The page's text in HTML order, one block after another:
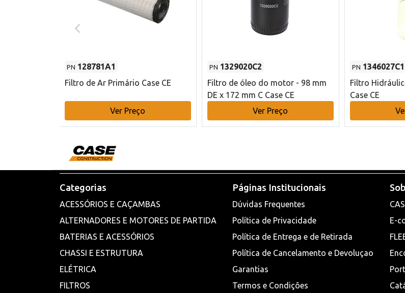
PN 128781A1
Filtro de Ar Primário Case CE
Ver Preço
PN 1329020C2
Filtro de óleo do motor - 98 mm
DE x 172 mm C Case CE
Ver Preço
PN 1346027C1
Filtro
Case CE
Categorias
ACESSÓRIOS E CAÇAMBAS
ALTERNADORES E MOTORES DE PARTIDA
BATERIAS E ACESSÓRIOS
CHASSI E ESTRUTURA
ELÉTRICA
FILTROS
Páginas Institucionais
Dúvidas Frequentes
Política de Privacidade
Política de Entrega e de Retirada
Política de Cancelamento e Devoluçao
Garantias
Termos e Condições
E-